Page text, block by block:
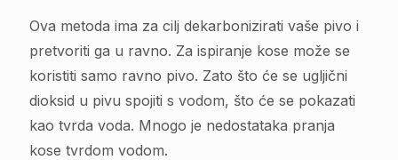
Ova metoda ima za cilj dekarbonizirati vaše pivo i
pretvoriti ga u ravno. Za ispiranje kose može se
koristiti samo ravno pivo. Zato što će se ugljični
dioksid u pivu spojiti s vodom, što će se pokazati
kao tvrda voda. Mnogo je nedostataka pranja
kose tvrdom vodom.